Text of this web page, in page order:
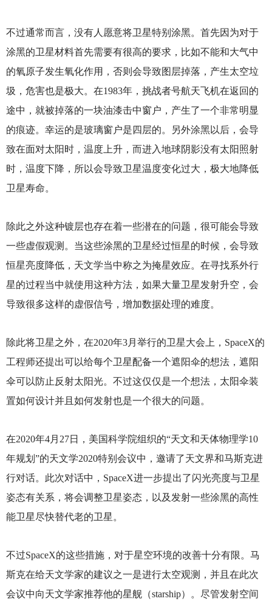
不过通常而言，没有人愿意将卫星特别涂黑。首先因为对于
涂黑的卫星材料首先需要有很高的要求，比如不能和大气中
的氧原子发生氧化作用，否则会导致图层掉落，产生太空垃
圾，危害也是极大。在1983年，挑战者号航天飞机在返回的
途中，就被掉落的一块油漆击中窗户，产生了一个非常明显
的痕迹。幸运的是玻璃窗户是四层的。另外涂黑以后，会导
致在面对太阳时，温度上升，而进入地球阴影没有太阳照射
时，温度下降，所以会导致卫星温度变化过大，极大地降低
卫星寿命。
除此之外这种镀层也存在着一些潜在的问题，很可能会导致
一些虚假观测。当这些涂黑的卫星经过恒星的时候，会导致
恒星亮度降低，天文学当中称之为掩星效应。在寻找系外行
星的过程当中就使用这种方法，如果大量卫星发射升空，会
导致很多这样的虚假信号，增加数据处理的难度。
除此将卫星之外，在2020年3月举行的卫星大会上，SpaceX的
工程师还提出可以给每个卫星配备一个遮阳伞的想法，遮阳
伞可以防止反射太阳光。不过这仅仅是一个想法，太阳伞装
置如何设计并且如何发射也是一个很大的问题。
在2020年4月27日，美国科学院组织的“天文和天体物理学10
年规划”的天文学2020特别会议中，邀请了天文界和马斯克进
行对话。此次对话中，SpaceX进一步提出了闪光亮度与卫星
姿态有关系，将会调整卫星姿态，以及发射一些涂黑的高性
能卫星尽快替代老的卫星。
不过SpaceX的这些措施，对于星空环境的改善十分有限。马
斯克在给天文学家的建议之一是进行太空观测，并且在此次
会议中向天文学家推荐他的星舰（starship）。尽管发射空间